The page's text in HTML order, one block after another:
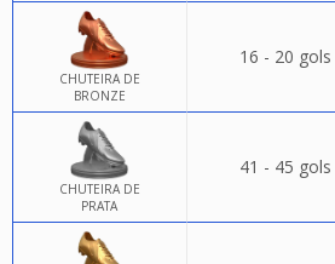
CHUTEIRA DE
BRONZE
16 - 20 gols
CHUTEIRA DE
PRATA
41 - 45 gols